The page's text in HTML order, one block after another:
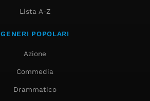
Lista A-Z
GENERI POPOLARI
Azione
Commedia
Drammatico